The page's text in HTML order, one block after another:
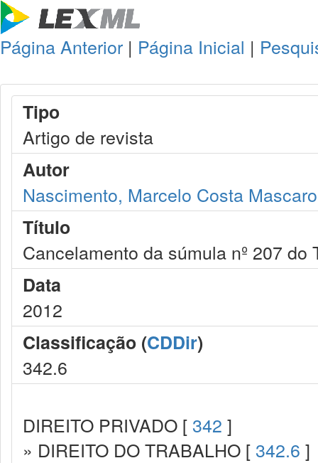
Página Anterior | Página Inicial |
Tipo
Artigo de revista
Autor
Nascimento, Marcelo Costa Mascaro
Título
Cancelamento da súmula nº 207
Data
2012
Classificação (CDDir)
342.6
DIREITO PRIVADO [ 342 ]
» DIREITO DO TRABALHO [ 342.6 ]